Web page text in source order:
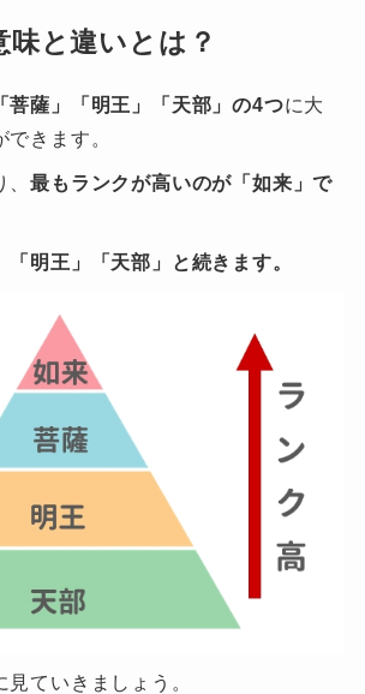
味と違いとは？
菩薩」「明王」「天部」の4つに大
きます。
、最もランクが高いのが「如来」で
「明王」「天部」と続きます。
ていきましょう。